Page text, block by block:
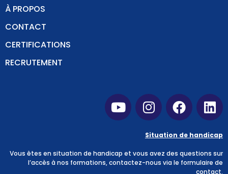
À PROPOS
CONTACT
CERTIFICATIONS
RECRUTEMENT
Situation de handicap
Vous êtes en situation de handicap et vous avez des questions sur
l’accès à nos formations, contactez-nous via le formulaire de
contact.